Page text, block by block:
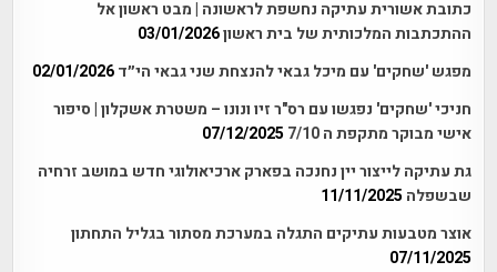
כתובת אשורית עתיקה נחשפת לראשונה | מבט ראשון אל
ההתכתבות המלכותית של בית ראשון03/01/2026
מפגש 'שחקים' עם מיכל גבאי להנצחת שני גבאי הי״ד 02/01/2026
חניכי 'שחקים' נפגשו עם רס"ר זיו ונונו – משטרת אשקלון | סיפור
אישי מבוקר מתקפת ה 7/10
07/12/2025
גת עתיקה לייצור יין נחנכה בפארק ארכיאולוגי חדש במושב זרחיה
שבשפלה 11/11/2025
אוצר מטבעות עתיקים התגלה במערכת מסתור בגליל התחתון
07/11/2025